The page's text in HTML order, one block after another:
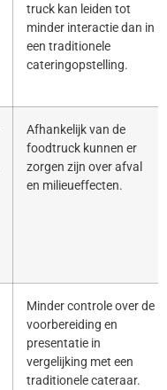
truck kan leiden tot
minder interactie dan in
een traditionele
cateringopstelling.
Afhankelijk van de
foodtruck kunnen er
zorgen zijn over afval
en milieueffecten.
Minder controle over de
voorbereiding en
presentatie in
vergelijking met een
traditionele cateraar.